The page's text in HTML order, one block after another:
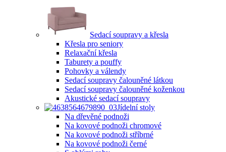
Sedací soupravy a křesla
Křesla pro seniory
Relaxační křesla
Taburety a pouffy
Pohovky a válendy
Sedací soupravy čalouněné látkou
Sedací soupravy čalouněné koženkou
Akustické sedací soupravy
Jídelní stoly
Na dřevěné podnoži
Na kovové podnoži chromové
Na kovové podnoži stříbrné
Na kovové podnoži černé